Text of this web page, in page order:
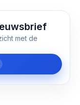
met de